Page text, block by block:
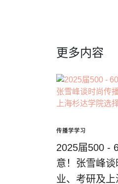
更多内容
传播学学习
2025届500 -
意！张雪峰
业、考研及